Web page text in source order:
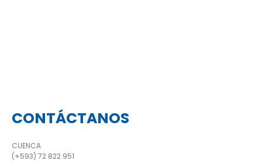
CONTÁCTANOS
CUENCA
(+593) 72 822 951